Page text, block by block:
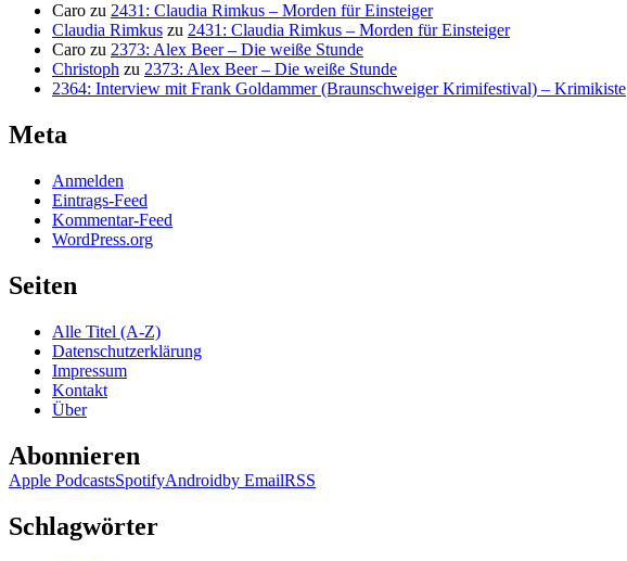
Caro zu 2431: Claudia Rimkus – Morden für Einsteiger
Claudia Rimkus zu 2431: Claudia Rimkus – Morden für Einsteiger
Caro zu 2373: Alex Beer – Die weiße Stunde
Christoph zu 2373: Alex Beer – Die weiße Stunde
2364: Interview mit Frank Goldammer (Braunschweiger Krimifestival) – Krimikiste
Meta
Anmelden
Eintrags-Feed
Kommentar-Feed
WordPress.org
Seiten
Alle Titel (A-Z)
Datenschutzerklärung
Impressum
Kontakt
Über
Abonnieren
Apple PodcastsSpotifyAndroidby EmailRSS
Schlagwörter